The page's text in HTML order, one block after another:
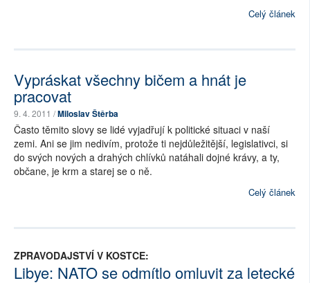
Celý článek
Vypráskat všechny bičem a hnát je
pracovat
9. 4. 2011 /Miloslav Štěrba
Často těmito slovy se lidé vyjadřují k politické situaci v naší
zemi. Ani se jim nedivím, protože ti nejdůležitější, legislativci, si
do svých nových a drahých chlívků natáhali dojné krávy, a ty,
občane, je krm a starej se o ně.
Celý článek
ZPRAVODAJSTVÍ V KOSTCE:
Libye: NATO se odmítlo omluvit za letecké